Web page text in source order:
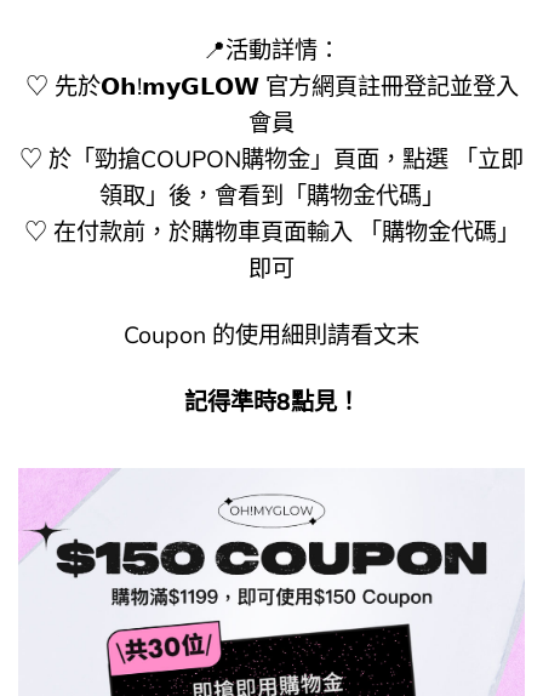
📍活動詳情：
♡ 先於𝗢𝗵!𝗺𝘆𝗚𝗟𝗢𝗪 官方網頁註冊登記並登入
會員
♡ 於「勁搶COUPON購物金」頁面，點選 「立即
領取」後，會看到「購物金代碼」
♡ 在付款前，於購物車頁面輸入 「購物金代碼」
即可
Coupon 的使用細則請看文末
記得準時8點見！